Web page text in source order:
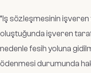
“Iş sözleşmesinin işveren
oluştuğunda işveren
nedenle fesih yoluna
ödenmesi durumunda